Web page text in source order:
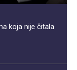
koja nije čitala